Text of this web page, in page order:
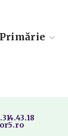
Primărie